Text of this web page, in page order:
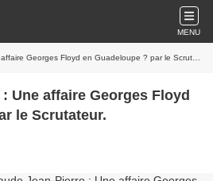
MENU
Georges Floyd en Guadeloupe ? par le Scrutateur.
Une affaire Georges Floyd
le Scrutateur.